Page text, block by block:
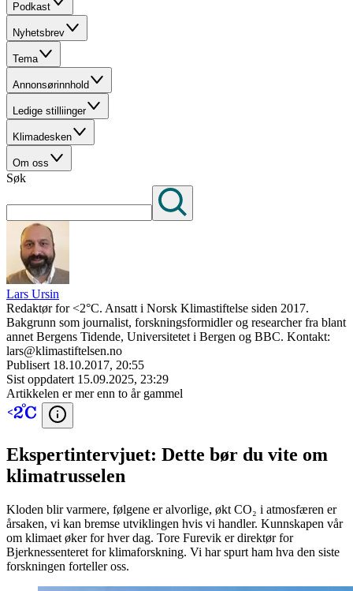
Podkast
Nyhetsbrev
Tema
Annonsørinnhold
Ledige stilliinger
Klimadesken
Om oss
Søk
Lars Ursin
Redaktør for <2°C. Ansatt i Norsk Klimastiftelse siden 2017.
Bakgrunn som journalist, forskningsformidler og researcher fra blant
annet Bergens Tidende, Universitetet i Bergen og BBC. Kontakt:
lars@klimastiftelsen.no
Publisert 18.10.2017, 20:55
Sist oppdatert 15.09.2025, 23:29
Artikkelen er mer enn to år gammel
Ekspertintervjuet: Dette bør du vite om
klimatrusselen
Kloden blir varmere, følgene er alvorlige, økt CO₂ i atmosfæren er
årsaken, vi kan bremse utviklingen hvis vi handler. Kunnskapen vår
om klimaet øker for hver dag. Tore Furevik er direktør for
Bjerknessenteret for klimaforskning. Vi har spurt ham hva den siste
forskningen forteller oss.